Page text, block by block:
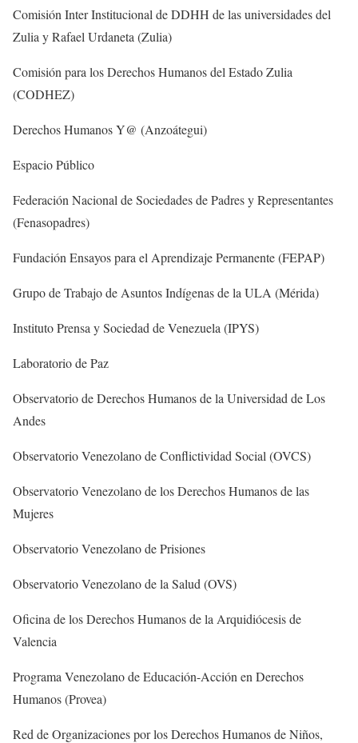
Comisión Inter Institucional de DDHH de las universidades del
Zulia y Rafael Urdaneta (Zulia)
Comisión para los Derechos Humanos del Estado Zulia
(CODHEZ)
Derechos Humanos Y@ (Anzoátegui)
Espacio Público
Federación Nacional de Sociedades de Padres y Representantes
(Fenasopadres)
Fundación Ensayos para el Aprendizaje Permanente (FEPAP)
Grupo de Trabajo de Asuntos Indígenas de la ULA (Mérida)
Instituto Prensa y Sociedad de Venezuela (IPYS)
Laboratorio de Paz
Observatorio de Derechos Humanos de la Universidad de Los
Andes
Observatorio Venezolano de Conflictividad Social (OVCS)
Observatorio Venezolano de los Derechos Humanos de las
Mujeres
Observatorio Venezolano de Prisiones
Observatorio Venezolano de la Salud (OVS)
Oficina de los Derechos Humanos de la Arquidiócesis de
Valencia
Programa Venezolano de Educación-Acción en Derechos
Humanos (Provea)
Red de Organizaciones por los Derechos Humanos de Niños,